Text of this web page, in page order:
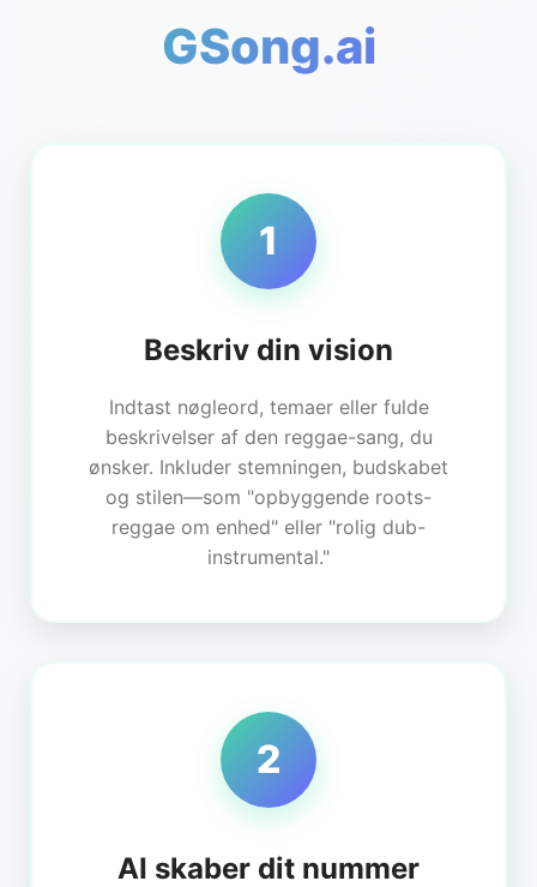
GSong.ai
1
Beskriv din vision
Indtast nøgleord, temaer eller fulde
beskrivelser af den reggae-sang, du
ønsker. Inkluder stemningen, budskabet
og stilen—som "opbyggende roots-
reggae om enhed" eller "rolig dub-
instrumental."
2
AI skaber dit nummer